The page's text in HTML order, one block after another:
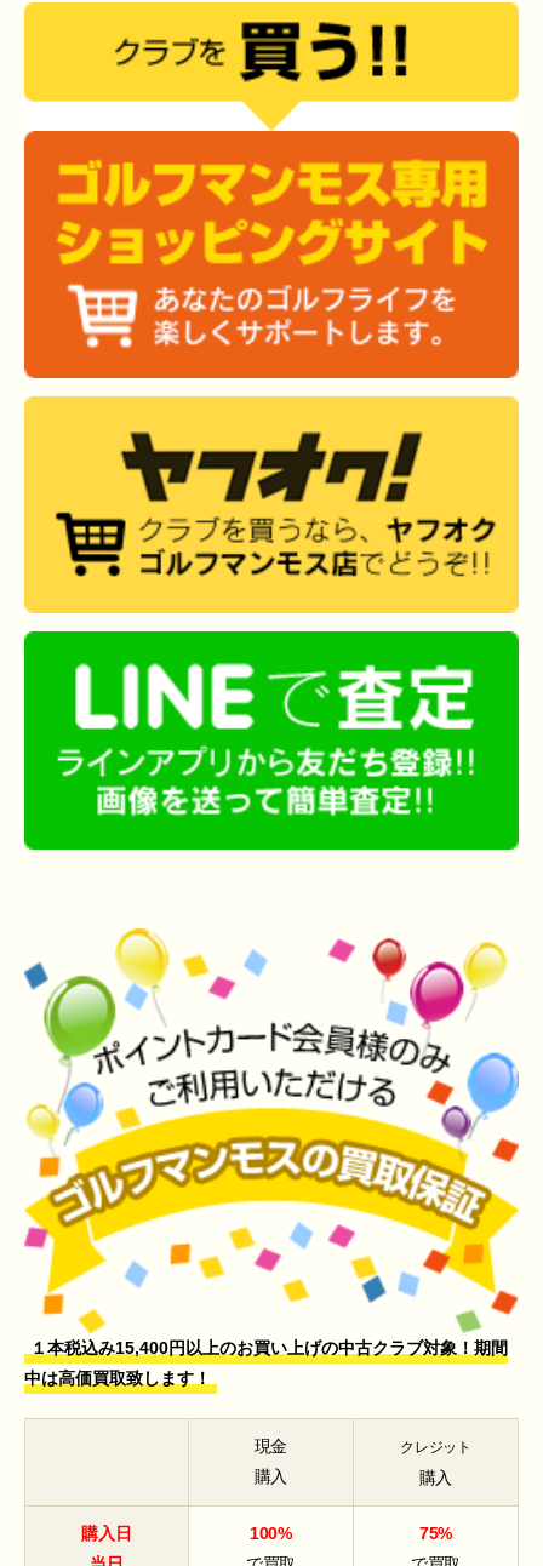
１本税込み15,400円以上のお買い上げの中古クラブ対象！期間
中は高価買取致します！
現金
購入
クレジット
購入
購入日
100%
75%